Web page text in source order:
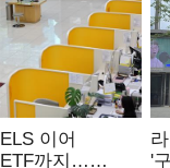
ELS 이어
ETF까지…
'